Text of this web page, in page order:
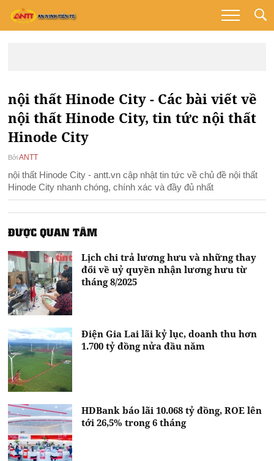
nội thất Hinode City - Các bài viết về
nội thất Hinode City, tin tức nội thất
Hinode City
Bởi ANTT
nội thất Hinode City - antt.vn cập nhật tin tức về chủ đề nội thất
Hinode City nhanh chóng, chính xác và đầy đủ nhất
ĐƯỢC QUAN TÂM
Lịch chi trả lương hưu và những thay
đổi về uỷ quyền nhận lương hưu từ
tháng 8/2025
Điện Gia Lai lãi kỷ lục, doanh thu hơn
1.700 tỷ đồng nửa đầu năm
HDBank báo lãi 10.068 tỷ đồng, ROE lên
tới 26,5% trong 6 tháng